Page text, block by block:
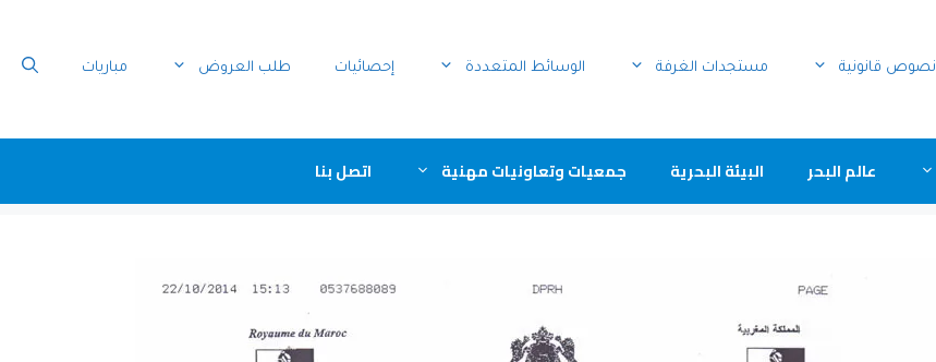
نصوص قانونية مستجدات الغرفة الوسائط المتعددة إحصائيات طلب العروض مباريات
عالم البحر البيئة البحرية جمعيات وتعاونيات مهنية اتصل بنا